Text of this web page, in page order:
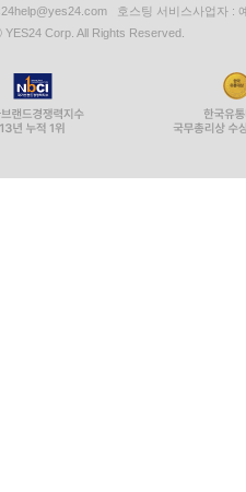
호스팅 서비스사업자 :
Corp. All Rights Reserved.